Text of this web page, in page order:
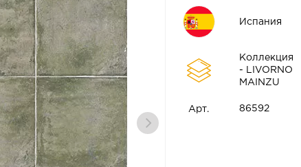
Испания
Коллекция
- LIVORNO
MAINZU
Арт. 86592